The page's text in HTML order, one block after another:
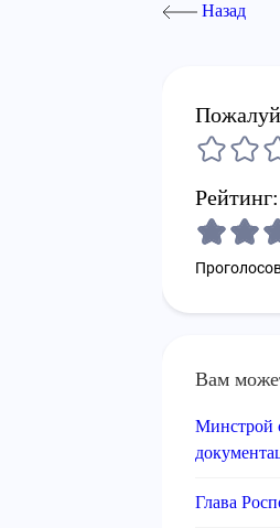
Назад
Рейтинг:
Вам
Минстрой
Глава